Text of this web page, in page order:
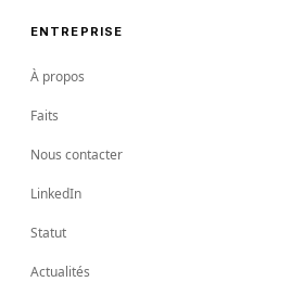
ENTREPRISE
À propos
Faits
Nous contacter
LinkedIn
Statut
Actualités